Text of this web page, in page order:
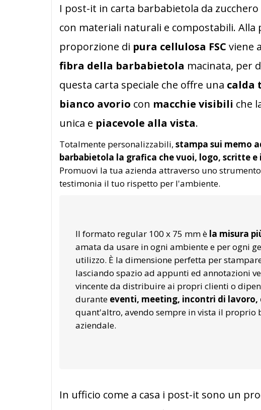
I post-it in carta barbabietola da
con materiali naturali e compostabili. Alla
proporzione di pura cellulosa FSC viene
fibra della barbabietola macinata, per
questa carta speciale che offre una calda
bianco avorio con macchie visibili che
unica e piacevole alla vista.
Totalmente personalizzabili, stampa sui memo
barbabietola la grafica che vuoi, logo, scritte
Promuovi la tua azienda attraverso uno
testimonia il tuo rispetto per l'ambiente.
Il formato regular 100 x 75 mm è la misura
amata da usare in ogni ambiente e per ogni
utilizzo. È la dimensione perfetta per
lasciando spazio ad appunti ed annotazioni
vincente da distribuire ai propri clienti o
durante eventi, meeting, incontri di lavoro,
quant'altro, avendo sempre in vista il proprio
aziendale.
In ufficio come a casa i post-it sono un